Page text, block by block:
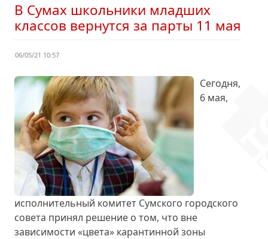
В Сумах школьники младших
классов вернутся за парты 11 мая
06/05/21 10:57
Сегодня,
6 мая,
исполнительный комитет Сумского городского
совета принял решение о том, что вне
зависимости «цвета» карантинной зоны